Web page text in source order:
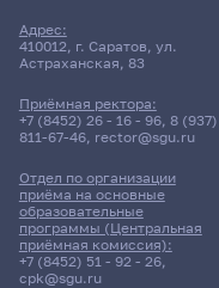
Адрес:
410012, г. Саратов, ул.
Астраханская, 83
Приёмная ректора:
+7 (8452) 26 - 16 - 96, 8 (937)
811-67-46, rector@sgu.ru
Отдел по организации
приёма на основные
образовательные
программы (Центральная
приёмная комиссия):
+7 (8452) 51 - 92 - 26,
cpk@sgu.ru